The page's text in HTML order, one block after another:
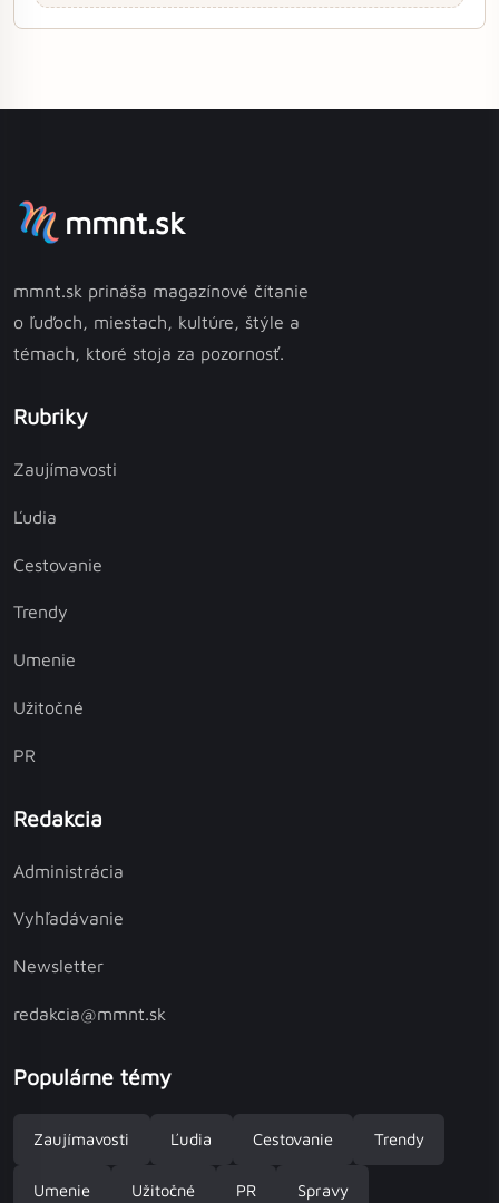
mmnt.sk
mmnt.sk prináša magazínové čítanie
o ľuďoch, miestach, kultúre, štýle a
témach, ktoré stoja za pozornosť.
Rubriky
Zaujímavosti
Ľudia
Cestovanie
Trendy
Umenie
Užitočné
PR
Redakcia
Administrácia
Vyhľadávanie
Newsletter
redakcia@mmnt.sk
Populárne témy
Zaujímavosti Ľudia Cestovanie Trendy
Umenie Užitočné PR Spravy